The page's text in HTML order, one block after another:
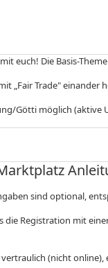
euch! Die Basis-
„Fair Trade"
Götti möglich (aktive
sind optional,
die Registration mit
(nicht